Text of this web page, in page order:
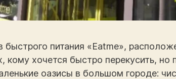
быстрого питания «Eatme»,
кому хочется быстро перекусить,
оазисы в большом городе: